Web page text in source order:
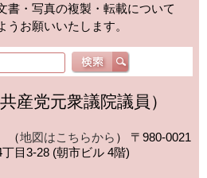
書・写真の複製・転載について
お願いいたします。
産党元衆議院議員）
（地図はこちらから ）
〒980-0021
丁目3-28 (朝市ビル 4階)